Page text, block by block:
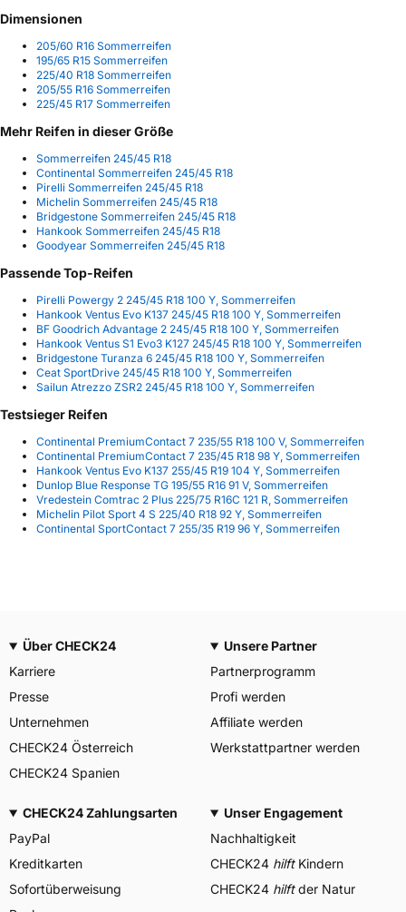
Dimensionen
205/60 R16 Sommerreifen
195/65 R15 Sommerreifen
225/40 R18 Sommerreifen
205/55 R16 Sommerreifen
225/45 R17 Sommerreifen
Mehr Reifen in dieser Größe
Sommerreifen 245/45 R18
Continental Sommerreifen 245/45 R18
Pirelli Sommerreifen 245/45 R18
Michelin Sommerreifen 245/45 R18
Bridgestone Sommerreifen 245/45 R18
Hankook Sommerreifen 245/45 R18
Goodyear Sommerreifen 245/45 R18
Passende Top-Reifen
Pirelli Powergy 2 245/45 R18 100 Y, Sommerreifen
Hankook Ventus Evo K137 245/45 R18 100 Y, Sommerreifen
BF Goodrich Advantage 2 245/45 R18 100 Y, Sommerreifen
Hankook Ventus S1 Evo3 K127 245/45 R18 100 Y, Sommerreifen
Bridgestone Turanza 6 245/45 R18 100 Y, Sommerreifen
Ceat SportDrive 245/45 R18 100 Y, Sommerreifen
Sailun Atrezzo ZSR2 245/45 R18 100 Y, Sommerreifen
Testsieger Reifen
Continental PremiumContact 7 235/55 R18 100 V, Sommerreifen
Continental PremiumContact 7 235/45 R18 98 Y, Sommerreifen
Hankook Ventus Evo K137 255/45 R19 104 Y, Sommerreifen
Dunlop Blue Response TG 195/55 R16 91 V, Sommerreifen
Vredestein Comtrac 2 Plus 225/75 R16C 121 R, Sommerreifen
Michelin Pilot Sport 4 S 225/40 R18 92 Y, Sommerreifen
Continental SportContact 7 255/35 R19 96 Y, Sommerreifen
Über CHECK24
Karriere
Presse
Unternehmen
CHECK24 Österreich
CHECK24 Spanien
Unsere Partner
Partnerprogramm
Profi werden
Affiliate werden
Werkstattpartner werden
CHECK24 Zahlungsarten
PayPal
Kreditkarten
Sofortüberweisung
Unser Engagement
Nachhaltigkeit
CHECK24 hilftKindern
CHECK24 hilftder Natur